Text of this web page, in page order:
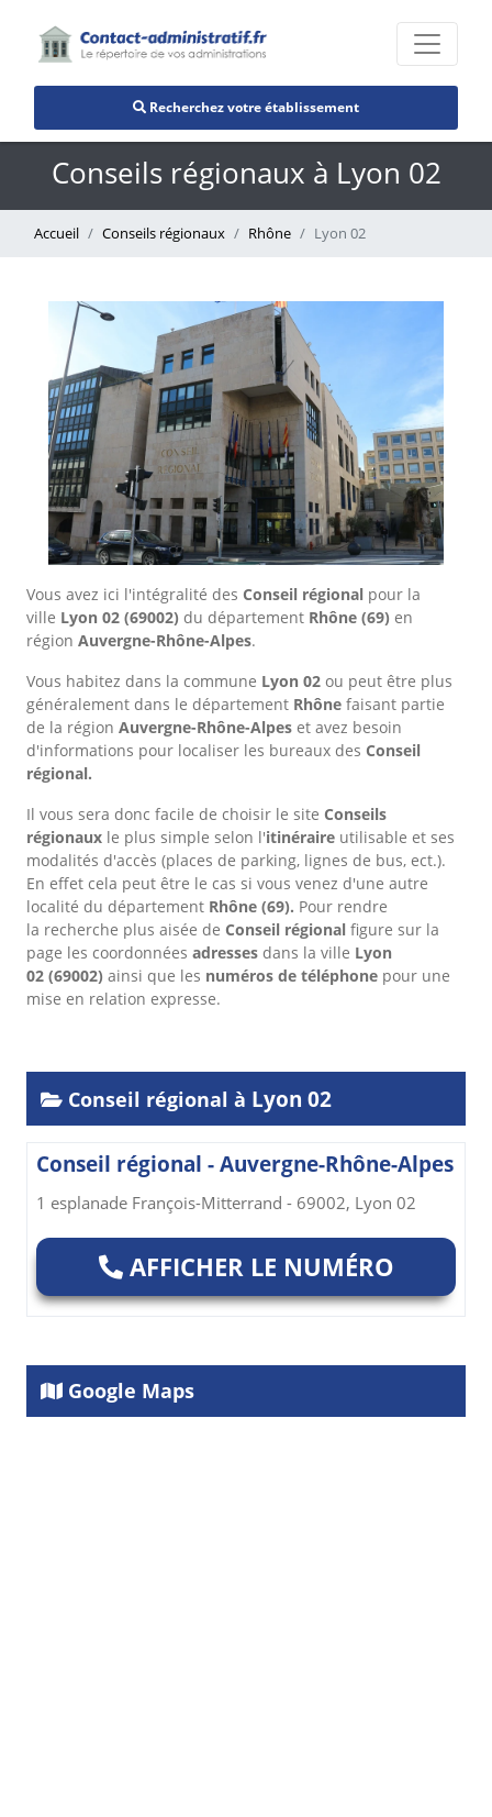
Recherchez votre établissement
Conseils régionaux à Lyon 02
Accueil Conseils régionaux Rhône Lyon 02
Vous avez ici l'intégralité des Conseil régional pour la
ville Lyon 02 (69002) du département Rhône (69) en
région Auvergne-Rhône-Alpes.
Vous habitez dans la commune Lyon 02 ou peut être plus
généralement dans le département Rhône faisant partie
de la région Auvergne-Rhône-Alpes et avez besoin
d'informations pour localiser les bureaux des Conseil
régional.
Il vous sera donc facile de choisir le site Conseils
régionaux le plus simple selon l'itinéraire utilisable et ses
modalités d'accès (places de parking, lignes de bus, ect.).
En effet cela peut être le cas si vous venez d'une autre
localité du département Rhône (69). Pour rendre
la recherche plus aisée de Conseil régional figure sur la
page les coordonnées adresses dans la ville Lyon
02 (69002) ainsi que les numéros de téléphone pour une
mise en relation expresse.
Conseil régional à Lyon 02
Conseil régional - Auvergne-Rhône-Alpes
1 esplanade François-Mitterrand - 69002, Lyon 02
AFFICHER LE NUMÉRO
Google Maps